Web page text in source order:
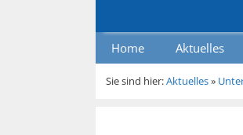
Home Aktuelles
Sie sind hier:Aktuelles»